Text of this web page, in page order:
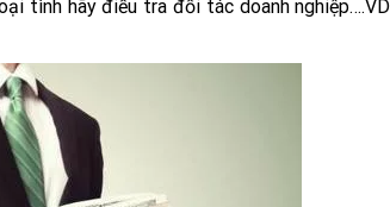
tình hãy điều tra đối tác doanh